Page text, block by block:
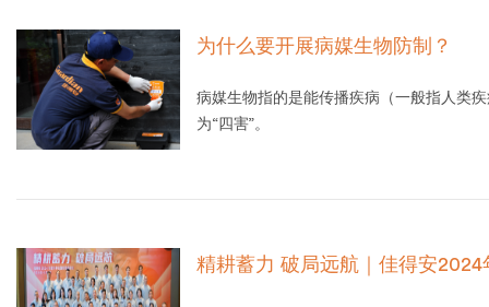
为什么要开展病媒生物防制？
病媒生物指的是能传播疾病（一般指人类
为“四害”。
精耕蓄力 破局远航｜佳得安